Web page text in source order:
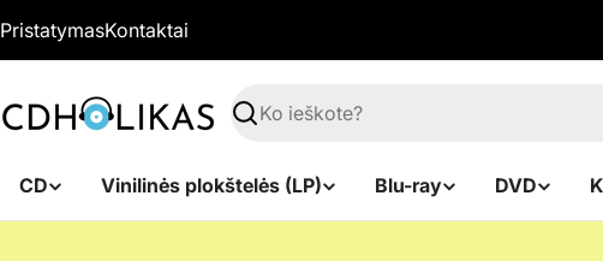
prie
PristatymasKontaktai
Paieška
CD Vinilinės plokštelės (LP) Blu-ray DVD